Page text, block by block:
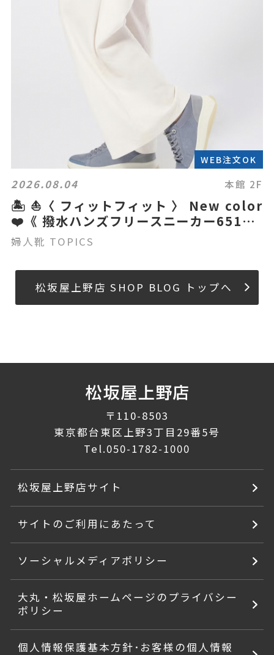
WEB注文OK
2026.08.04 本館 2F
🏝️ ⛵️〈 フィットフィット 〉 New color
❤️《 撥水ハンズフリースニーカー651》
👟
婦人靴 TOPICS
松坂屋上野店 SHOP BLOG トップへ
〒110-8503
東京都台東区上野3丁目29番5号
Tel.050-1782-1000
松坂屋上野店サイト
サイトのご利用にあたって
ソーシャルメディアポリシー
大丸・松坂屋ホームページのプライバシー
ポリシー
個人情報保護基本方針･お客様の個人情報